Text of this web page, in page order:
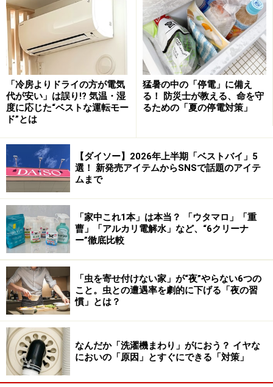
湿度が高い梅雨の時期は食品の湿気も気になるところで
す。そこで活躍してくれるのがダイソーの「食品用乾燥
剤」10個入り（税込110円）。10個たっぷり入っている
上、こちらの商品は吸湿状態が分かるブルーゲル入り
で、吸湿されたら電子レンジで加熱することで繰り返し
使えるというコスパ抜群のアイテムです。
すき間に入ってしっかり除湿！「湿気とり
コンパクト除湿」
ダイソー「湿気とり コンパクト除湿」税込110円 JANコー
ド：4550480304632
大きな除湿剤が入りにくい場所でもすき間に入りこませ
ることができるのが、ダイソーの「湿気とり コンパクト
除湿」（税込110円）です。コンパクトでも吸湿量は
350ml、靴箱の中やクローゼットなどで大活躍してくれ
ます。詰め替え用は2個セットで税込110円というコスパ
のよさもおすすめの点です。
手にはめるから細かいところも掃除できる
「除菌ができる お掃除用 ウェット手袋」
「冷房よりドライの方が電気
代が安い」は誤り!? 気温・湿
度に応じた“ベストな運転モー
ド”とは
猛暑の中の「停電」に備え
る！ 防災士が教える、命を守
るための「夏の停電対策」
【ダイソー】2026年上半期「ベストバイ」5
選！ 新発売アイテムからSNSで話題のアイテ
ムまで
「家中これ1本」は本当？ 「ウタマロ」「重
曹」「アルカリ電解水」など、“6クリーナ
ー”徹底比較
「虫を寄せ付けない家」が“夜”やらない6つの
こと。虫との遭遇率を劇的に下げる「夜の習
慣」とは？
なんだか「洗濯機まわり」がにおう？ イヤな
においの「原因」とすぐにできる「対策」